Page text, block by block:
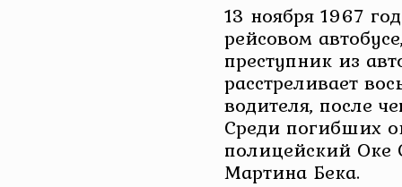
13 ноября 1967
рейсовом
преступник из
расстреливает
водителя, после
Среди погибших
полицейский Оке
Мартина Бека.